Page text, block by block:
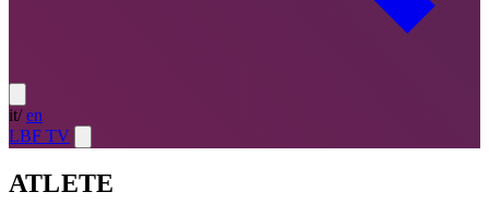
it/ en
LBF TV
ATLETE